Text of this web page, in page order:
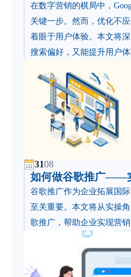
在数字营销的棋局中，
关键一步。然而，优化不
着眼于用户体验。本文将
搜索偏好，又能提升用户
步。然而，优化不应仅限
用户体验。本文将深度解
好，又能提升用户体验的
3108
如何做谷歌推广——
谷歌推广作为企业拓展国
至关重要。本文将从实操
歌推广，帮助企业实现营销